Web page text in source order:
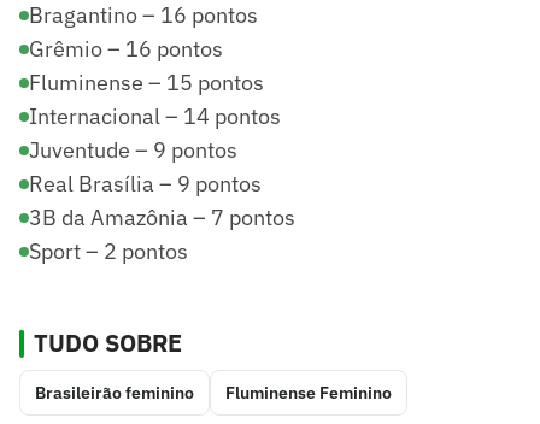
Bragantino – 16 pontos
Grêmio – 16 pontos
Fluminense – 15 pontos
Internacional – 14 pontos
Juventude – 9 pontos
Real Brasília – 9 pontos
3B da Amazônia – 7 pontos
Sport – 2 pontos
TUDO SOBRE
Brasileirão feminino Fluminense Feminino